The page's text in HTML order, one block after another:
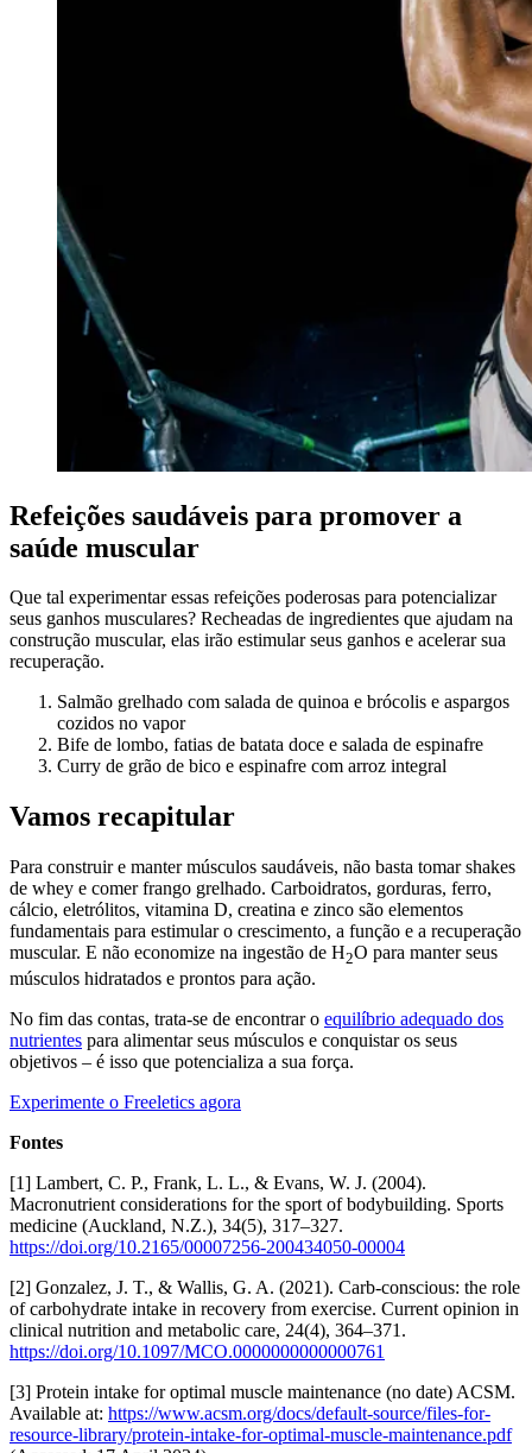
Refeições saudáveis para promover a
saúde muscular
Que tal experimentar essas refeições poderosas para potencializar
seus ganhos musculares? Recheadas de ingredientes que ajudam na
construção muscular, elas irão estimular seus ganhos e acelerar sua
recuperação.
Salmão grelhado com salada de quinoa e brócolis e aspargos
cozidos no vapor
Bife de lombo, fatias de batata doce e salada de espinafre
Curry de grão de bico e espinafre com arroz integral
Vamos recapitular
Para construir e manter músculos saudáveis, não basta tomar shakes
de whey e comer frango grelhado. Carboidratos, gorduras, ferro,
cálcio, eletrólitos, vitamina D, creatina e zinco são elementos
fundamentais para estimular o crescimento, a função e a recuperação
muscular. E não economize na ingestão de H2O para manter seus
músculos hidratados e prontos para ação.
No fim das contas, trata-se de encontrar o equilíbrio adequado dos
nutrientes para alimentar seus músculos e conquistar os seus
objetivos – é isso que potencializa a sua força.
Experimente o Freeletics agora
Fontes
[1] Lambert, C. P., Frank, L. L., & Evans, W. J. (2004).
Macronutrient considerations for the sport of bodybuilding. Sports
medicine (Auckland, N.Z.), 34(5), 317–327.
https://doi.org/10.2165/00007256-200434050-00004
[2] Gonzalez, J. T., & Wallis, G. A. (2021). Carb-conscious: the role
of carbohydrate intake in recovery from exercise. Current opinion in
clinical nutrition and metabolic care, 24(4), 364–371.
https://doi.org/10.1097/MCO.0000000000000761
[3] Protein intake for optimal muscle maintenance (no date) ACSM.
Available at: https://www.acsm.org/docs/default-source/files-for-
resource-library/protein-intake-for-optimal-muscle-maintenance.pdf